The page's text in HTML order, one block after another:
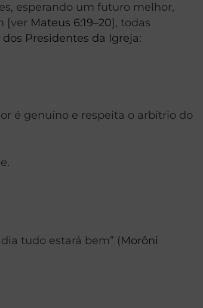
esperando um futuro melhor,
[ver Mateus 6:19–20], todas
Presidentes da Igreja:
é genuíno e respeita o arbítrio do
tudo estará bem” (Morôni